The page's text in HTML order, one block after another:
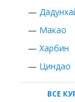
—
— Макао
— Харбин
— Циндао
ВСЕ